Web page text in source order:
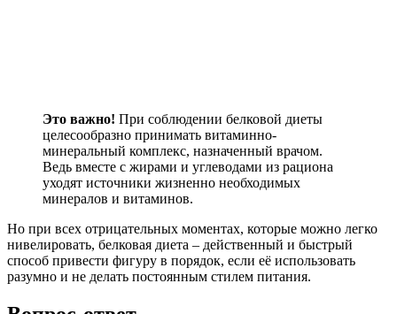
Это важно! При соблюдении белковой диеты
целесообразно принимать витаминно-
минеральный комплекс, назначенный врачом.
Ведь вместе с жирами и углеводами из рациона
уходят источники жизненно необходимых
минералов и витаминов.
Но при всех отрицательных моментах, которые можно легко
нивелировать, белковая диета – действенный и быстрый
способ привести фигуру в порядок, если её использовать
разумно и не делать постоянным стилем питания.